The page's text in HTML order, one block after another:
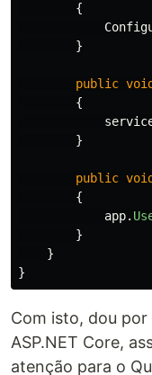
{
}
public void
{
}
public void
{
app.
}
}
}
Com isto, dou
ASP.NET Core,
atenção para o